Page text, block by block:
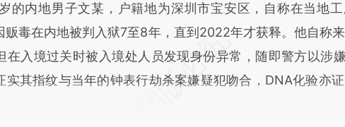
内地男子文某，户籍地为深圳市宝安区，自称在当地工
贩毒在内地被判入狱7至8年，直到2022年才获释。他自称
在入境过关时被入境处人员发现身份异常，随即警方以涉
实其指纹与当年的钟表行劫杀案嫌疑犯吻合，DNA化验亦